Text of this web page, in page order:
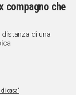
compagno che
di una